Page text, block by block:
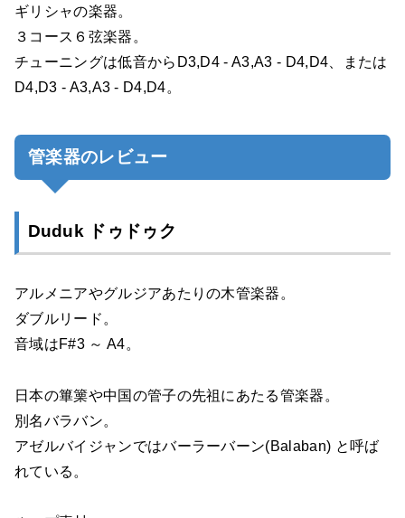
ギリシャの楽器。
３コース６弦楽器。
チューニングは低音からD3,D4 - A3,A3 - D4,D4、または
D4,D3 - A3,A3 - D4,D4。
管楽器のレビュー
Duduk ドゥドゥク
アルメニアやグルジアあたりの木管楽器。
ダブルリード。
音域はF#3 ～ A4。
日本の篳篥や中国の管子の先祖にあたる管楽器。
別名バラバン。
アゼルバイジャンではバーラーバーン(Balaban) と呼ば
れている。